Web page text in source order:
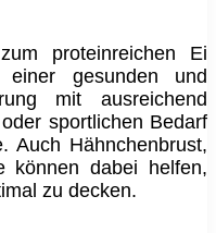
proteinreichen Ei
gesunden und
mit ausreichend
sportlichen Bedarf
Auch Hähnchenbrust,
können dabei helfen,
zu decken.